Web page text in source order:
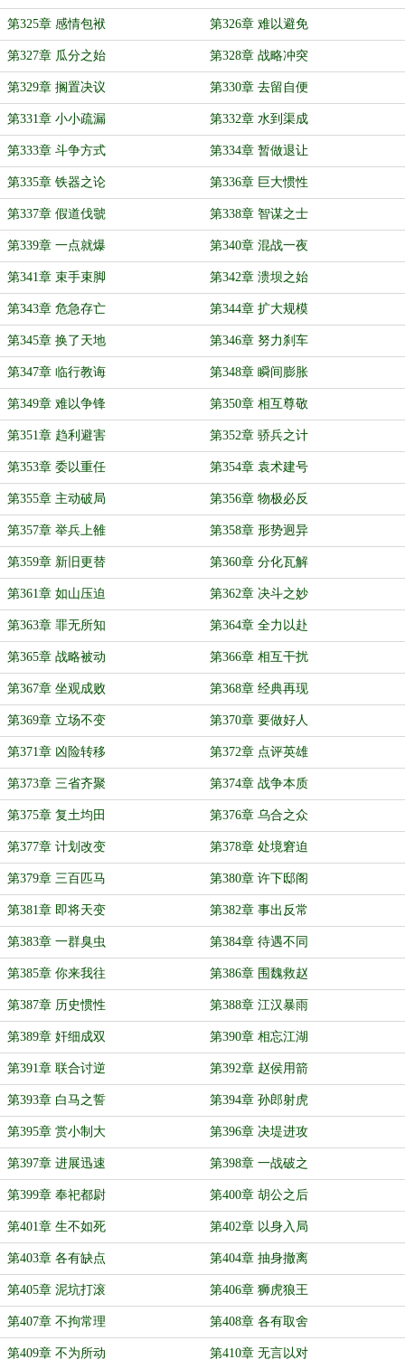
第325章 感情包袱 第326章 难以避免
第327章 瓜分之始 第328章 战略冲突
第329章 搁置决议 第330章 去留自便
第331章 小小疏漏 第332章 水到渠成
第333章 斗争方式 第334章 暂做退让
第335章 铁器之论 第336章 巨大惯性
第337章 假道伐虢 第338章 智谋之士
第339章 一点就爆 第340章 混战一夜
第341章 束手束脚 第342章 溃坝之始
第343章 危急存亡 第344章 扩大规模
第345章 换了天地 第346章 努力刹车
第347章 临行教诲 第348章 瞬间膨胀
第349章 难以争锋 第350章 相互尊敬
第351章 趋利避害 第352章 骄兵之计
第353章 委以重任 第354章 袁术建号
第355章 主动破局 第356章 物极必反
第357章 举兵上雒 第358章 形势迥异
第359章 新旧更替 第360章 分化瓦解
第361章 如山压迫 第362章 决斗之妙
第363章 罪无所知 第364章 全力以赴
第365章 战略被动 第366章 相互干扰
第367章 坐观成败 第368章 经典再现
第369章 立场不变 第370章 要做好人
第371章 凶险转移 第372章 点评英雄
第373章 三省齐聚 第374章 战争本质
第375章 复土均田 第376章 乌合之众
第377章 计划改变 第378章 处境窘迫
第379章 三百匹马 第380章 许下邸阁
第381章 即将天变 第382章 事出反常
第383章 一群臭虫 第384章 待遇不同
第385章 你来我往 第386章 围魏救赵
第387章 历史惯性 第388章 江汉暴雨
第389章 奸细成双 第390章 相忘江湖
第391章 联合讨逆 第392章 赵侯用箭
第393章 白马之誓 第394章 孙郎射虎
第395章 赏小制大 第396章 决堤进攻
第397章 进展迅速 第398章 一战破之
第399章 奉祀都尉 第400章 胡公之后
第401章 生不如死 第402章 以身入局
第403章 各有缺点 第404章 抽身撤离
第405章 泥坑打滚 第406章 狮虎狼王
第407章 不拘常理 第408章 各有取舍
第409章 不为所动 第410章 无言以对